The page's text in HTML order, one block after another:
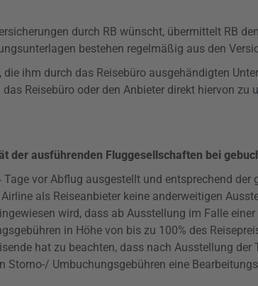
durch RB wünscht, übermittelt RB
bestehen regelmäßig aus den
die ihm durch das Reisebüro ausgehändigten
Reisebüro oder den Anbieter direkt hiervon zu
der ausführenden Fluggesellschaften bei
vor Abflug ausgestellt und entsprechend
als Reiseanbieter keine anderweitigen
wird, dass ab Ausstellung im Falle
in Höhe von bis zu 100% des
hat zu beachten, dass nach Ausstellung
Umbuchungsgebühren eine